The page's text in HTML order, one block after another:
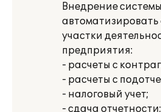
Внедрение
участки
предприятия:
- расчеты с
- расчеты с
- налоговый учет;
- сдача отчетности;